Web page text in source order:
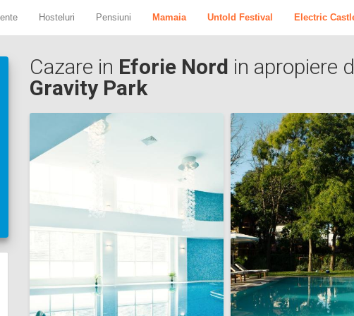
Hosteluri Pensiuni Mamaia Untold Festival Electric
Cazare in Eforie Nord in apropiere
Gravity Park